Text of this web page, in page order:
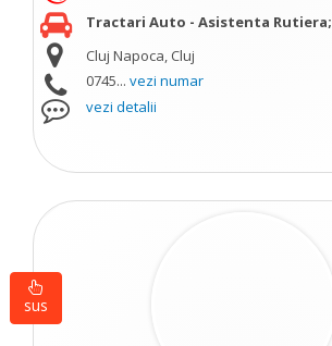
Tractari Auto - Asistenta Rutiera;
Cluj Napoca, Cluj
0745... vezi numar
vezi detalii
sus